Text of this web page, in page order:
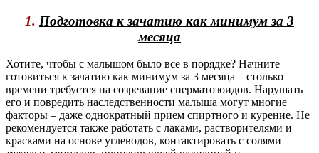
1. Подготовка к зачатию как минимум за 3
месяца
Хотите, чтобы с малышом было все в порядке? Начните
готовиться к зачатию как минимум за 3 месяца – столько
времени требуется на созревание сперматозоидов. Нарушать
его и повредить наследственности малыша могут многие
факторы – даже однократный прием спиртного и курение. Не
рекомендуется также работать с лаками, растворителями и
красками на основе углеводов, контактировать с солями